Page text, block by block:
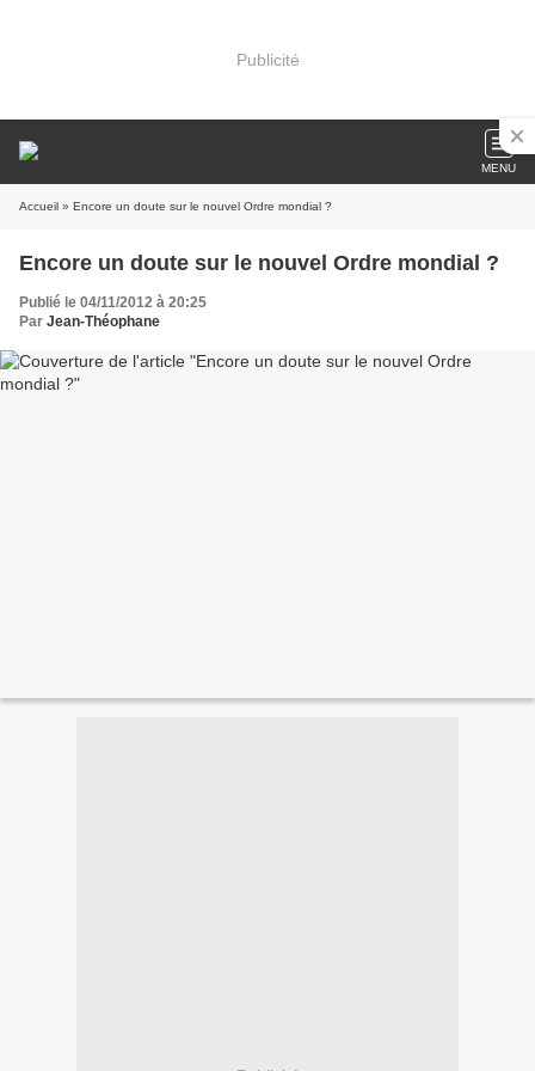
Publicité
MENU
Accueil » Encore un doute sur le nouvel Ordre mondial ?
Encore un doute sur le nouvel Ordre mondial ?
Publié le 04/11/2012 à 20:25
Par Jean-Théophane